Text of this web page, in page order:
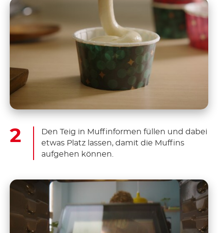
Den Teig in Muffinformen füllen und dabei
etwas Platz lassen, damit die Muffins
aufgehen können.